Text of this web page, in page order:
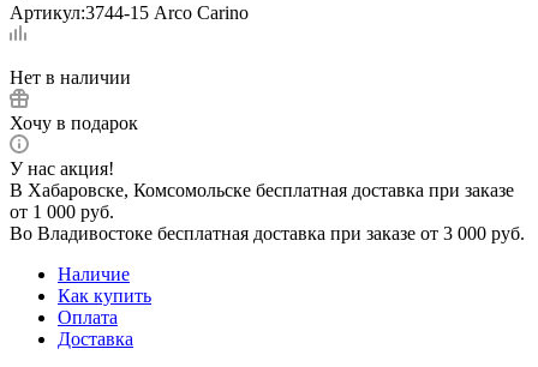
Артикул:3744-15 Arco Carino
Нет в наличии
Хочу в подарок
У нас акция!
В Хабаровске, Комсомольске бесплатная доставка при заказе
от 1 000 руб.
Во Владивостоке бесплатная доставка при заказе от 3 000 руб.
Наличие
Как купить
Оплата
Доставка